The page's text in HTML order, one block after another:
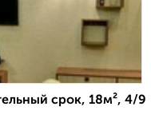
срок, 18м², 4/9